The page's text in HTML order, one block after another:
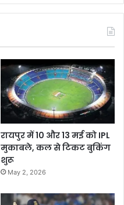
रायपुर में 10 और 13 मई को IPL
मुकाबले, कल से टिकट बुकिंग
शुरू
May 2, 2026